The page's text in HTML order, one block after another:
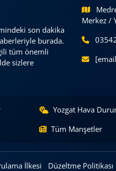
son dakika
burada.
tüm önemli
sizlere
Merkez /
Yozgat Hava
Tüm Manşetler
İlkesi Düzeltme Politikası